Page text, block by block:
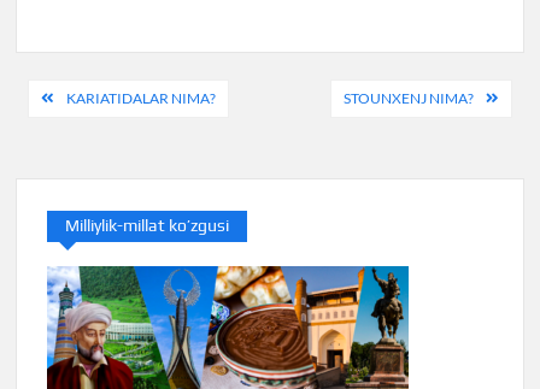
PostKARIATIDALAR NIMA? STOUNXENJ NIMA?
Milliylik-millat ko’zgusi